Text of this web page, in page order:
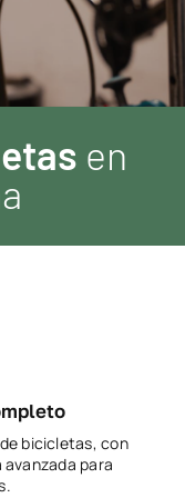
en
bicicletas, con
para